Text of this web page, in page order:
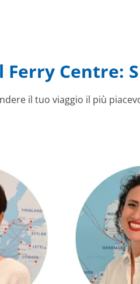
Ferry Centre:
il tuo viaggio il più